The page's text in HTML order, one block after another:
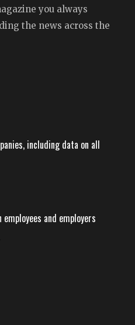
you always
the news across the
including data on all
and employers